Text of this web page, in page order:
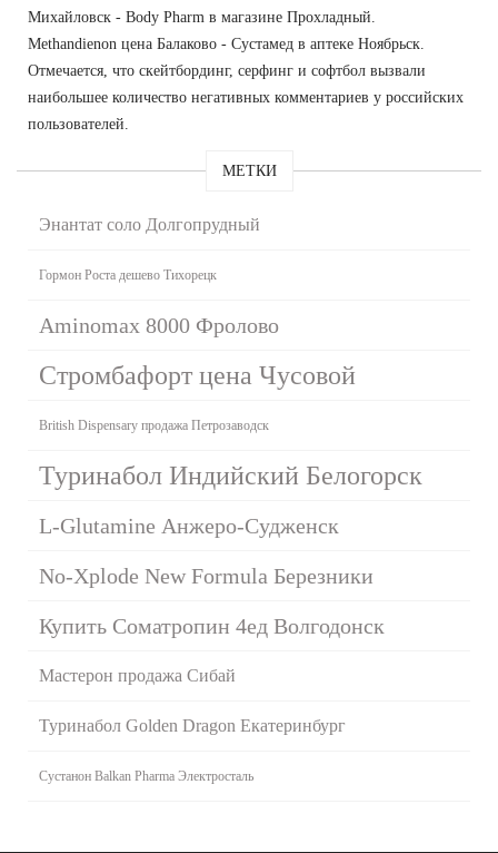
Михайловск - Body Pharm в магазине Прохладный.
Methandienon цена Балаково - Сустамед в аптеке Ноябрьск.
Отмечается, что скейтбординг, серфинг и софтбол вызвали
наибольшее количество негативных комментариев у российских
пользователей.
МЕТКИ
Энантат соло Долгопрудный
Гормон Роста дешево Тихорецк
Aminomax 8000 Фролово
Стромбафорт цена Чусовой
British Dispensary продажа Петрозаводск
Туринабол Индийский Белогорск
L-Glutamine Анжеро-Судженск
No-Xplode New Formula Березники
Купить Cоматропин 4ед Волгодонск
Мастерон продажа Сибай
Туринабол Golden Dragon Екатеринбург
Сустанон Balkan Pharma Электросталь